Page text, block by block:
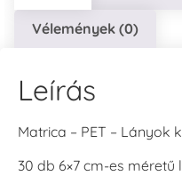
Vélemények (0)
Leírás
Matrica – PET – Lányok
30 db 6×7 cm-es